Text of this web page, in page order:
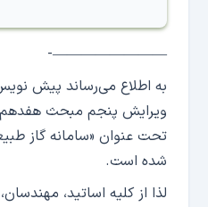
————————-
به اطلاع می‌رساند پیش
ویرایش پنجم مبحث
تحت عنوان «سامانه گاز
شده است.
لذا از کلیه اساتید،